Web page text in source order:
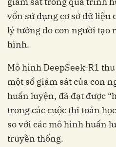
vốn sử dụng cơ sở dữ liệu
lý tưởng do con người tạo
hình.
Mô hình DeepSeek-R1
một số giám sát của con
huấn luyện, đã đạt được
trong các cuộc thi toán
so với các mô hình huấn
truyền thống.